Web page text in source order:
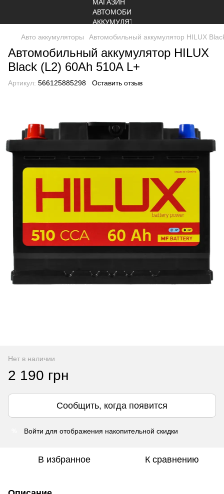
Авто аккумуляторы Автомобильный аккумулятор HILUX
Автомобильный аккумулятор HILUX
Black (L2) 60Ah 510A L+
Артикул: 566125885298 Оставить отзыв
Нет в наличии
2 190 грн
Сообщить, когда появится
Войти для отображения накопительной скидки
В избранное К сравнению